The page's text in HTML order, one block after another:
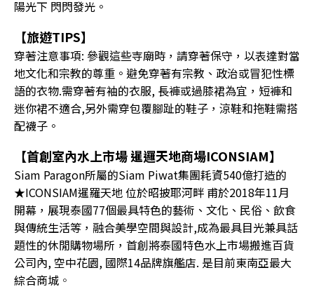
陽光下 閃閃發光。
【旅遊TIPS】
穿著注意事項: 參觀這些寺廟時，請穿著保守，以表達對當
地文化和宗教的尊重。避免穿著有宗教、政治或冒犯性標
語的衣物.需穿著有袖的衣服, 長褲或過膝裙為宜，短褲和
迷你裙不適合,另外需穿包覆腳趾的鞋子，涼鞋和拖鞋需搭
配襪子。
【首創室內水上市場 暹邏天地商場ICONSIAM】
Siam Paragon所屬的Siam Piwat集團耗資540億打造的
★ICONSIAM暹羅天地 位於昭披耶河畔 甫於2018年11月
開幕，展現泰國77個最具特色的藝術、文化、民俗、飲食
與傳統生活等，融合美學空間與設計,成為最具目光兼具話
題性的休閒購物場所，首創將泰國特色水上市場搬進百貨
公司內, 空中花園, 國際14品牌旗艦店. 是目前東南亞最大
綜合商城 。